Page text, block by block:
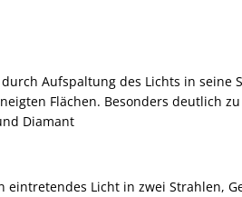
Aufspaltung des Lichts in seine
Flächen. Besonders deutlich
Diamant
Licht in zwei Strahlen,